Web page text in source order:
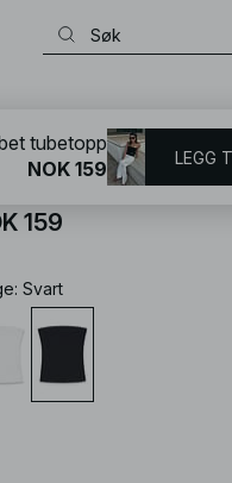
tubetopp
159
: Svart
tubetopp
NOK 159
LEGG